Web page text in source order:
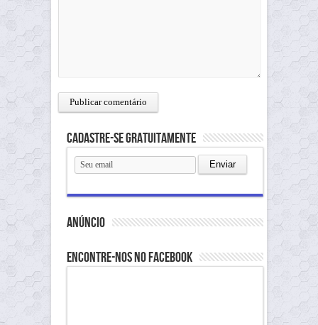
Cadastre-se gratuitamente
anúncio
Encontre-nos no Facebook